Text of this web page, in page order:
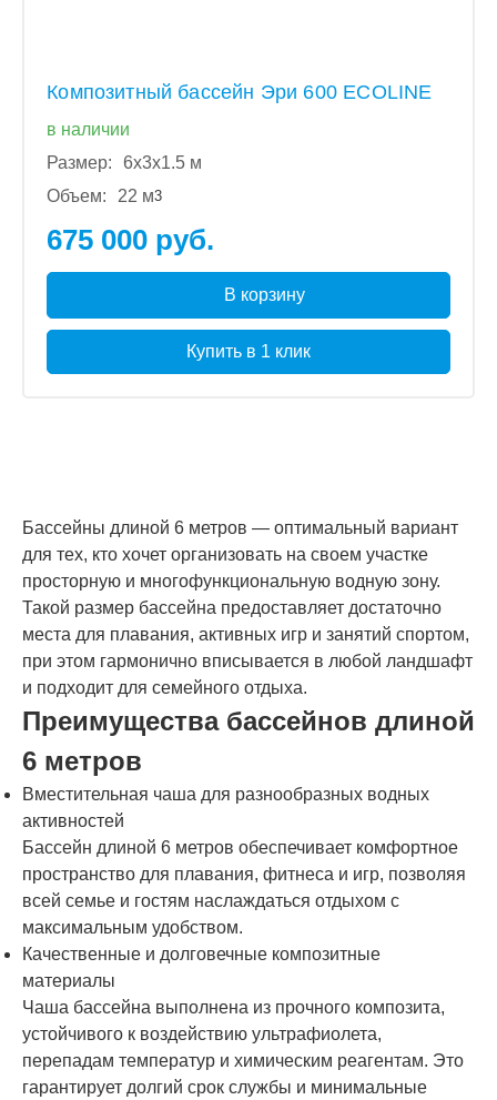
Композитный бассейн Эри 600 ECOLINE
в наличии
Размер:
6x3x1.5 м
Объем:
22 м3
675 000 руб.
В корзину
Купить в 1 клик
Бассейны длиной 6 метров — оптимальный вариант
для тех, кто хочет организовать на своем участке
просторную и многофункциональную водную зону.
Такой размер бассейна предоставляет достаточно
места для плавания, активных игр и занятий спортом,
при этом гармонично вписывается в любой ландшафт
и подходит для семейного отдыха.
Преимущества бассейнов длиной
6 метров
Вместительная чаша для разнообразных водных
активностей
Бассейн длиной 6 метров обеспечивает комфортное
пространство для плавания, фитнеса и игр, позволяя
всей семье и гостям наслаждаться отдыхом с
максимальным удобством.
Качественные и долговечные композитные
материалы
Чаша бассейна выполнена из прочного композита,
устойчивого к воздействию ультрафиолета,
перепадам температур и химическим реагентам. Это
гарантирует долгий срок службы и минимальные